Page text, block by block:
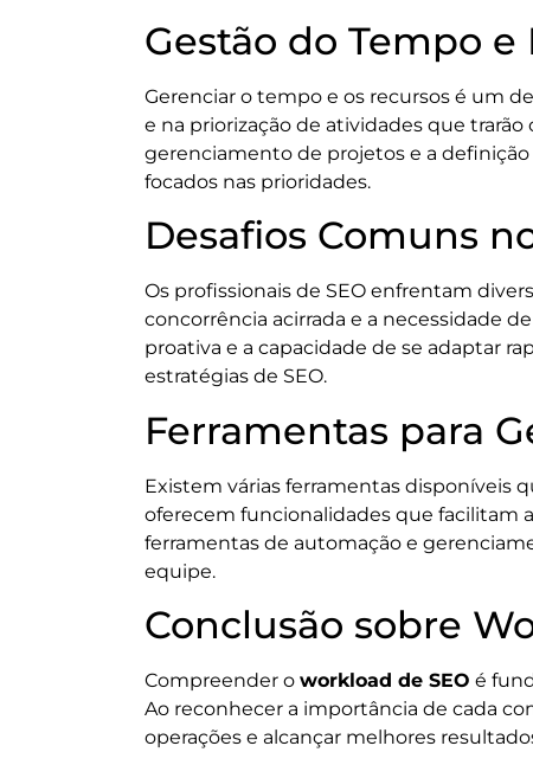
Gestão do Tempo e
Gerenciar o tempo e os recursos é um
e na priorização de atividades que
gerenciamento de projetos e a
focados nas prioridades.
Desafios Comuns
Os profissionais de SEO enfrentam
concorrência acirrada e a necessidade
proativa e a capacidade de se adaptar
estratégias de SEO.
Ferramentas para
Existem várias ferramentas disponíveis
oferecem funcionalidades que facilitam
ferramentas de automação e
equipe.
Conclusão sobre
Compreender o workload de SEO é
Ao reconhecer a importância de cada
operações e alcançar melhores